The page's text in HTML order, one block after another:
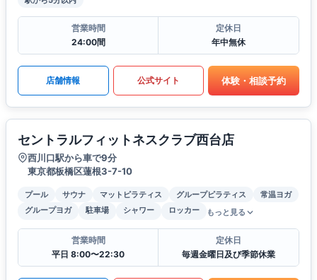
営業時間
24:00間
定休日
年中無休
店舗情報 公式サイト 体験・相談予約
セントラルフィットネスクラブ西台店
西川口駅から車で9分
東京都板橋区蓮根3-7-10
プール サウナ マットピラティス グループピラティス
常温ヨガ
グループヨガ
駐車場 シャワー ロッカー もっと見る
営業時間
平日 8:00〜22:30
定休日
毎週金曜日及び季節休業